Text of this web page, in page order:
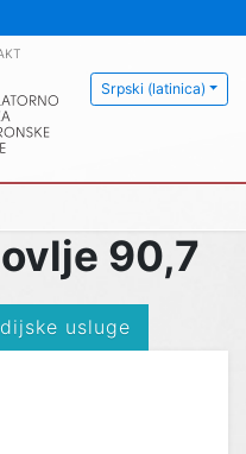
Srpski (latinica)
90,7
usluge